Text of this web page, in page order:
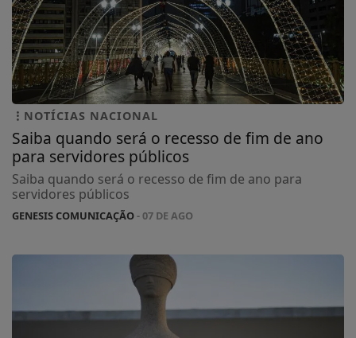
NOTÍCIAS NACIONAL
Saiba quando será o recesso de fim de ano
para servidores públicos
Saiba quando será o recesso de fim de ano para
servidores públicos
GENESIS COMUNICAÇÃO- 07 DE AGO